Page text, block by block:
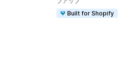
Built for Shopify